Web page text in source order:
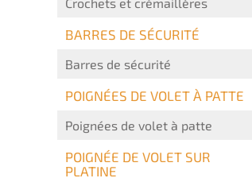
BARRES DE SÉCURITÉ
Barres de sécurité
POIGNÉES DE VOLET À PATTE
Poignées de volet à patte
POIGNÉE DE VOLET SUR
PLATINE